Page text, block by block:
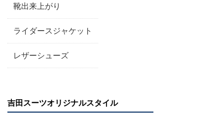
靴出来上がり
ライダースジャケット
レザーシューズ
吉田スーツオリジナルスタイル